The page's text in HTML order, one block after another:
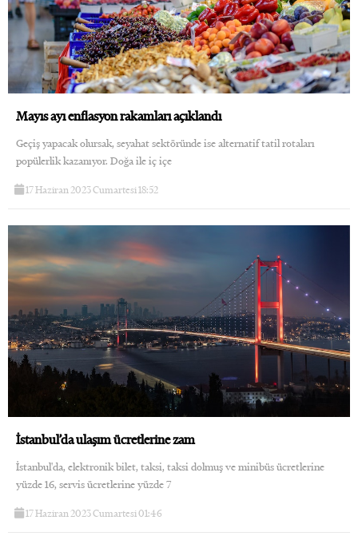
Mayıs ayı enflasyon rakamları açıklandı
Geçiş yapacak olursak, seyahat sektöründe ise alternatif tatil rotaları
popülerlik kazanıyor. Doğa ile iç içe
17 Haziran 2023 Cumartesi 18:52
İstanbul’da ulaşım ücretlerine zam
İstanbul'da, elektronik bilet, taksi, taksi dolmuş ve minibüs ücretlerine
yüzde 16, servis ücretlerine yüzde 7
17 Haziran 2023 Cumartesi 01:46